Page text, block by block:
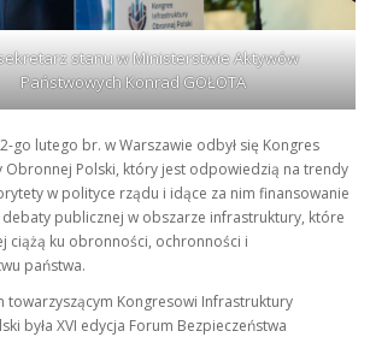
stanu w Ministerstwie Aktywów
Państwowych Konrad GOŁOTA
go lutego br. w Warszawie odbył się Kongres
Obronnej Polski, który jest odpowiedzią na trendy
w polityce rządu i idące za nim finansowanie
publicznej w obszarze infrastruktury, które
ciążą ku obronności, ochronności i
państwa.
towarzyszącym Kongresowi Infrastruktury
była XVI edycja Forum Bezpieczeństwa